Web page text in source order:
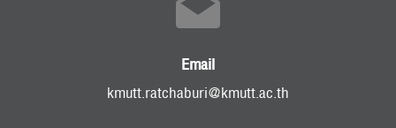
Email
kmutt.ratchaburi@kmutt.ac.th